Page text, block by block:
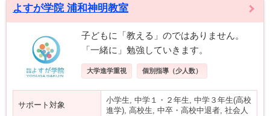
よすが学院 浦和神明教室
子どもに「教える」のではありません。
「一緒に」勉強していきます。
大学進学重視 個別指導（少人数）
サポート対象
小学生, 中学１・２年生, 中学３年生(高校
進学), 高校生, 中卒・高校中退者, 社会人